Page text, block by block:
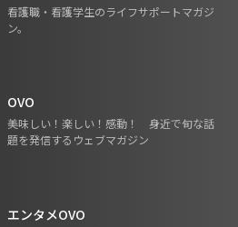
看護職・看護学生のライフサポートマガジ
ン。
OVO
美味しい！楽しい！感動！ 身近で旬な話
題を発信するウェブマガジン
エンタメOVO